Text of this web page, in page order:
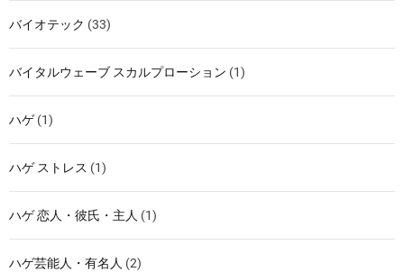
バイオテック (33)
バイタルウェーブ スカルプローション (1)
ハゲ(1)
ハゲ ストレス (1)
ハゲ 恋人・彼氏・主人 (1)
ハゲ芸能人・有名人 (2)